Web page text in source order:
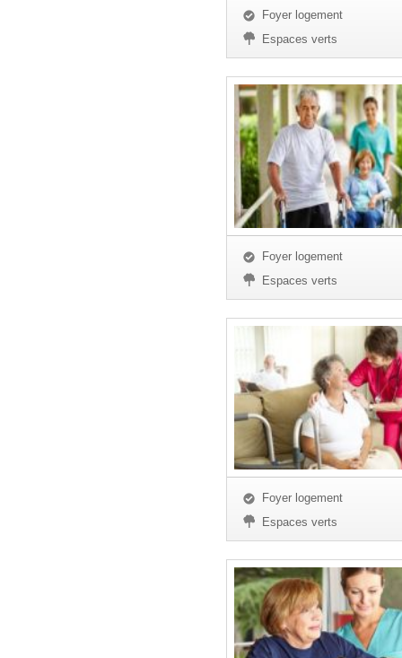
Foyer logement
Espaces verts
Foyer logement
Espaces verts
Foyer logement
Espaces verts